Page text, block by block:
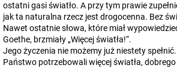
ostatni gasi światło. A przy tym prawie
jak ta naturalna rzecz jest drogocenna. Bez
Nawet ostatnie słowa, które miał
Goethe, brzmiały „Więcej światła!“.
Jego życzenia nie możemy już niestety
Państwo potrzebowali więcej światła,